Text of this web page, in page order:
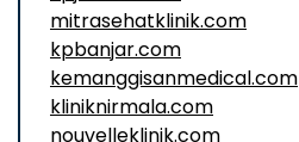
mitrasehatklinik.com
kpbanjar.com
kemanggisanmedical.com
kliniknirmala.com
nouvelleklinik.com